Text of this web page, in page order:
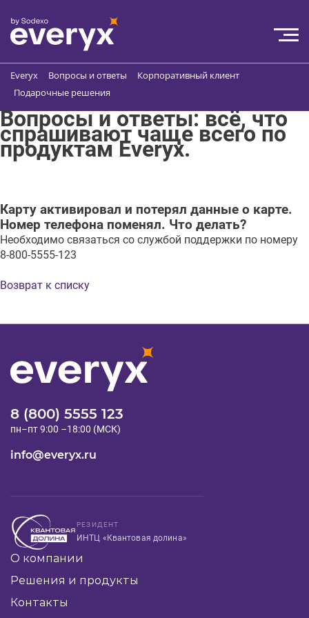
Everyx Вопросы и ответы
Корпоративный клиент
Подарочные решения
Вопросы и ответы: всё, что
спрашивают чаще всего по
продуктам Everyx.
Карту активировал и потерял данные о карте.
Номер телефона поменял. Что делать?
Необходимо связаться со службой поддержки по номеру
8-800-5555-123
Возврат к списку
8 (800) 5555 123
пн–пт 9:00 –18:00 (МСК)
info@everyx.ru
РЕЗИДЕНТ
ИНТЦ «Квантовая долина»
О компании
Решения и продукты
Контакты